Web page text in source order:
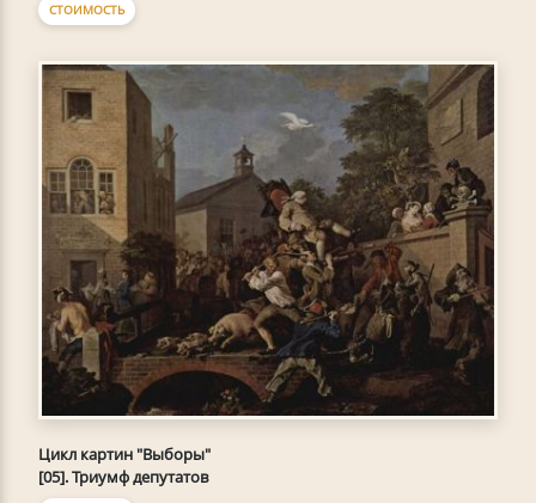
СТОИМОСТЬ
Цикл картин "Выборы"
[05]. Триумф депутатов